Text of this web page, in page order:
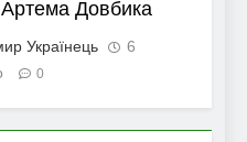
Довбика
Українець
6
0